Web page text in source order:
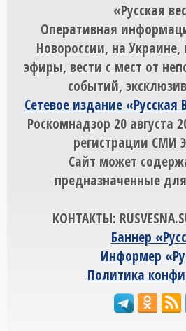
«Русская
Оперативная
Новороссии, на
эфиры, вести с мест от
событий,
Сетевое издание «Русская
Роскомнадзор 20 августа
регистрации СМИ
Сайт может
предназначенные
КОНТАКТЫ:
Баннер
Информер
Политика